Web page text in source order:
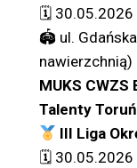
🗓 30.05.2026
🏟 ul.
nawierzchnią)
MUKS
Talenty Toruń
III Liga
🗓 30.05.2026